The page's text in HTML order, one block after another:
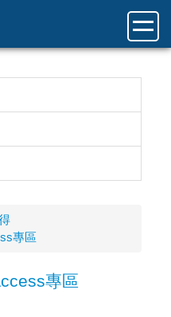
專區
專區